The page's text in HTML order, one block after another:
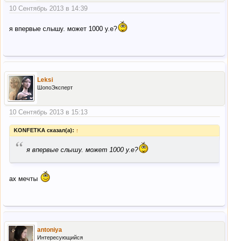
10 Сентябрь 2013 в 14:39
я впервые слышу. может 1000 у.е?
Leksi
ШопоЭксперт
10 Сентябрь 2013 в 15:13
KONFETKA сказал(а): ↑
“ я впервые слышу. может 1000 у.е?
ах мечты
antoniya
Интересующийся